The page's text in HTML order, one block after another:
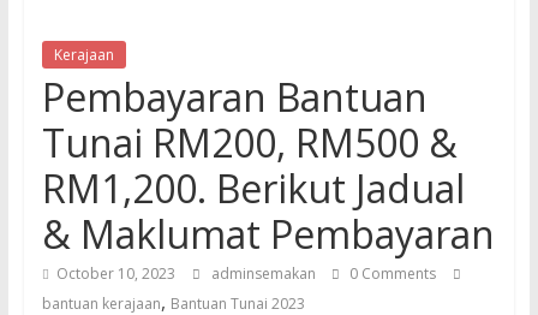
untuk
semua
Kerajaan
Pembayaran Bantuan
Tunai RM200, RM500 &
RM1,200. Berikut Jadual
& Maklumat Pembayaran
October 10, 2023 adminsemakan
0 Comments
bantuan kerajaan, Bantuan Tunai 2023